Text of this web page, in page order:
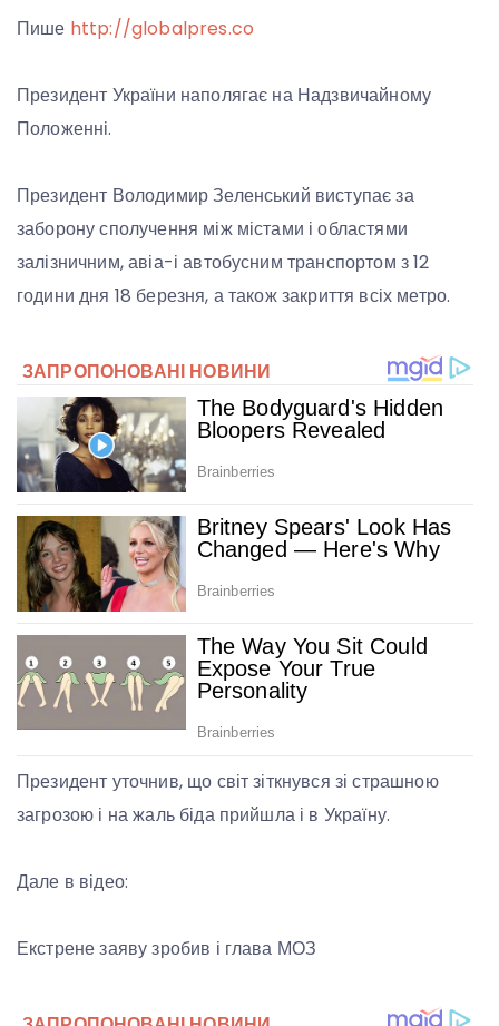
Пише http://globalpres.co
Президент України наполягає на Надзвичайному
Положенні.
Президент Володимир Зеленський виступає за
заборону сполучення між містами і областями
залізничним, авіа-і автобусним транспортом з 12
години дня 18 березня, а також закриття всіх метро.
Президент уточнив, що світ зіткнувся зі страшною
загрозою і на жаль біда прийшла і в Україну.
Дале в відео:
Екстрене заяву зробив і глава МОЗ